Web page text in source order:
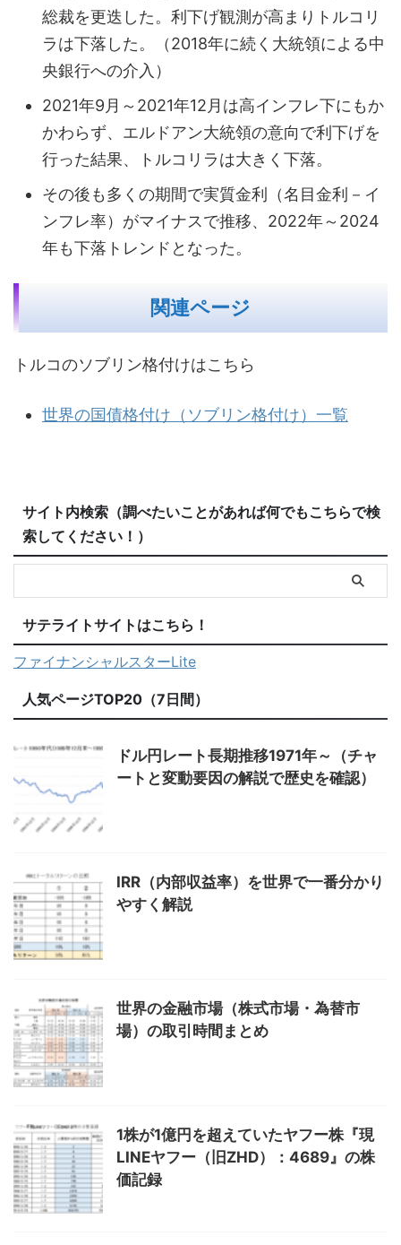
総裁を更迭した。利下げ観測が高まりトルコリ
ラは下落した。（2018年に続く大統領による中
央銀行への介入）
2021年9月～2021年12月は高インフレ下にもか
かわらず、エルドアン大統領の意向で利下げを
行った結果、トルコリラは大きく下落。
その後も多くの期間で実質金利（名目金利－イ
ンフレ率）がマイナスで推移、2022年～2024
年も下落トレンドとなった。
関連ページ
トルコのソブリン格付けはこちら
世界の国債格付け（ソブリン格付け）一覧
サイト内検索（調べたいことがあれば何でもこちらで検
索してください！）
サテライトサイトはこちら！
ファイナンシャルスターLite
人気ページTOP20（7日間）
ドル円レート長期推移1971年～（チャ
ートと変動要因の解説で歴史を確認）
IRR（内部収益率）を世界で一番分かり
やすく解説
世界の金融市場（株式市場・為替市
場）の取引時間まとめ
1株が1億円を超えていたヤフー株『現
LINEヤフー（旧ZHD）：4689』の株
価記録